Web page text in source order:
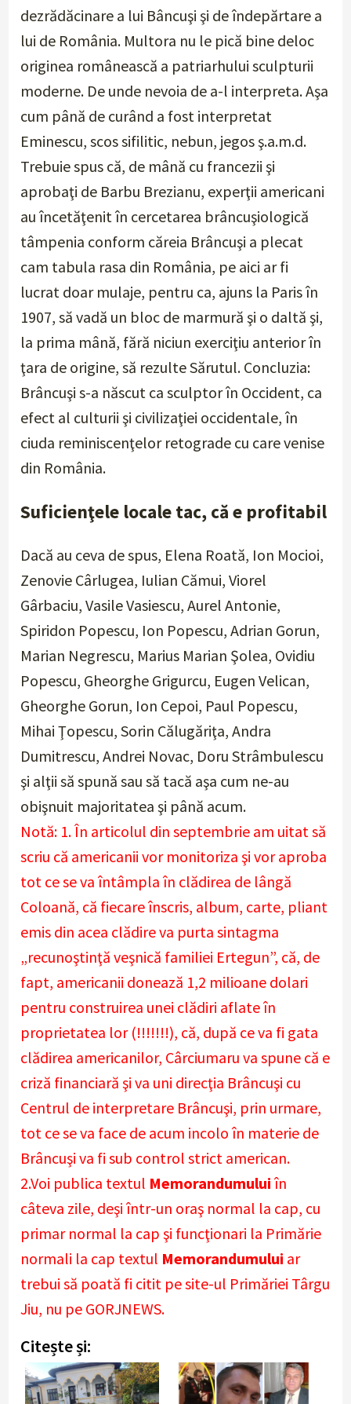
dezrădăcinare a lui Bâncuşi şi de îndepărtare a
lui de România. Multora nu le pică bine deloc
originea românească a patriarhului sculpturii
moderne. De unde nevoia de a-l interpreta. Aşa
cum până de curând a fost interpretat
Eminescu, scos sifilitic, nebun, jegos ş.a.m.d.
Trebuie spus că, de mână cu francezii şi
aprobaţi de Barbu Brezianu, experţii americani
au încetăţenit în cercetarea brâncuşiologică
tâmpenia conform căreia Brâncuşi a plecat
cam tabula rasa din România, pe aici ar fi
lucrat doar mulaje, pentru ca, ajuns la Paris în
1907, să vadă un bloc de marmură şi o daltă şi,
la prima mână, fără niciun exerciţiu anterior în
ţara de origine, să rezulteSărutul. Concluzia:
Brâncuşi s-a născut ca sculptor în Occident, ca
efect al culturii şi civilizaţiei occidentale, în
ciuda reminiscenţelor retograde cu care venise
din România.
Suficienţele locale tac, că e profitabil
Dacă au ceva de spus, Elena Roată, Ion Mocioi,
Zenovie Cârlugea, Iulian Cămui, Viorel
Gârbaciu, Vasile Vasiescu, Aurel Antonie,
Spiridon Popescu, Ion Popescu, Adrian Gorun,
Marian Negrescu, Marius Marian Şolea, Ovidiu
Popescu, Gheorghe Grigurcu, Eugen Velican,
Gheorghe Gorun, Ion Cepoi, Paul Popescu,
Mihai Ţopescu, Sorin Călugăriţa, Andra
Dumitrescu, Andrei Novac, Doru Strâmbulescu
şi alţii să spună sau să tacă aşa cum ne-au
obişnuit majoritatea şi până acum.
Notă: 1. În articolul din septembrie am uitat să
scriu că americanii vor monitoriza şi vor aproba
tot ce se va întâmpla în clădirea de lângă
Coloană, că fiecare înscris, album, carte, pliant
emis din acea clădire va purta sintagma
„recunoştinţă veşnică familiei Ertegun”, că, de
fapt, americanii donează 1,2 milioane dolari
pentru construirea unei clădiri aflate în
proprietatea lor (!!!!!!!), că, după ce va fi gata
clădirea americanilor, Cârciumaru va spune că e
criză financiară şi va uni direcţia Brâncuşi cu
Centrul de interpretare Brâncuşi, prin urmare,
tot ce se va face de acum incolo în materie de
Brâncuşi va fi sub control strict american.
2.Voi publica textul Memorandumului în
câteva zile, deşi într-un oraş normal la cap, cu
primar normal la cap şi funcţionari la Primărie
normali la cap textul Memorandumului ar
trebui să poată fi citit pe site-ul Primăriei Târgu
Jiu, nu pe GORJNEWS.
Citește și: